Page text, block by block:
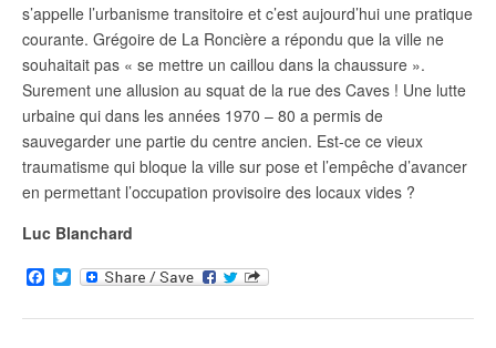
s’appelle l’urbanisme transitoire et c’est aujourd’hui une pratique
courante. Grégoire de La Roncière a répondu que la ville ne
souhaitait pas « se mettre un caillou dans la chaussure ».
Surement une allusion au squat de la rue des Caves ! Une lutte
urbaine qui dans les années 1970 – 80 a permis de
sauvegarder une partie du centre ancien. Est-ce ce vieux
traumatisme qui bloque la ville sur pose et l’empêche d’avancer
en permettant l’occupation provisoire des locaux vides ?
Luc Blanchard
F
a
c
T
w
i